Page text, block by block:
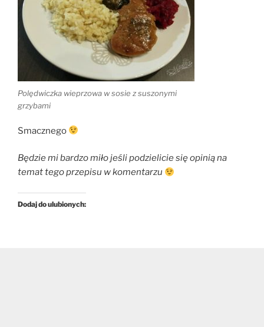
Polędwiczka wieprzowa w sosie z suszonymi
grzybami
Smacznego
Będzie mi bardzo miło jeśli podzielicie się opinią na
temat tego przepisu w komentarzu
Dodaj do ulubionych: